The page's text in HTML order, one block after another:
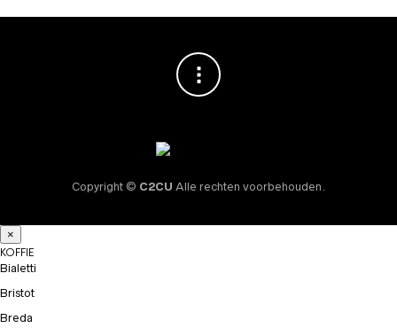
Copyright © C2CU Alle rechten voorbehouden.
×
KOFFIE
Bialetti
Bristot
Breda